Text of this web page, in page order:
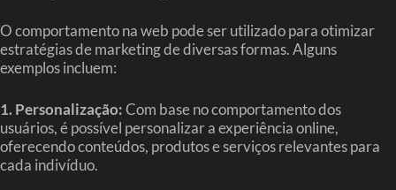
O comportamento na web pode ser utilizado para otimizar
estratégias de marketing de diversas formas. Alguns
exemplos incluem:
1. Personalização:Com base no comportamento dos
usuários, é possível personalizar a experiência online,
oferecendo conteúdos, produtos e serviços relevantes para
cada indivíduo.